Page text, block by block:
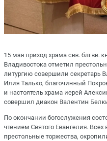
15 мая приход храма свв. блгвв.
Владивостока отметил
литургию совершили секретарь
Илия Талько, благочинный
и настоятель храма иерей
совершил диакон Валентин
По окончании богослужения
чтением Святого Евангелия.
престольные торжества,